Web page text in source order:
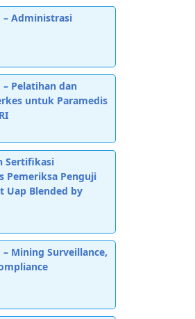
– Administrasi
Pelatihan dan
untuk Paramedis
Sertifikasi
Pemeriksa Penguji
Uap Blended by
Mining Surveillance,